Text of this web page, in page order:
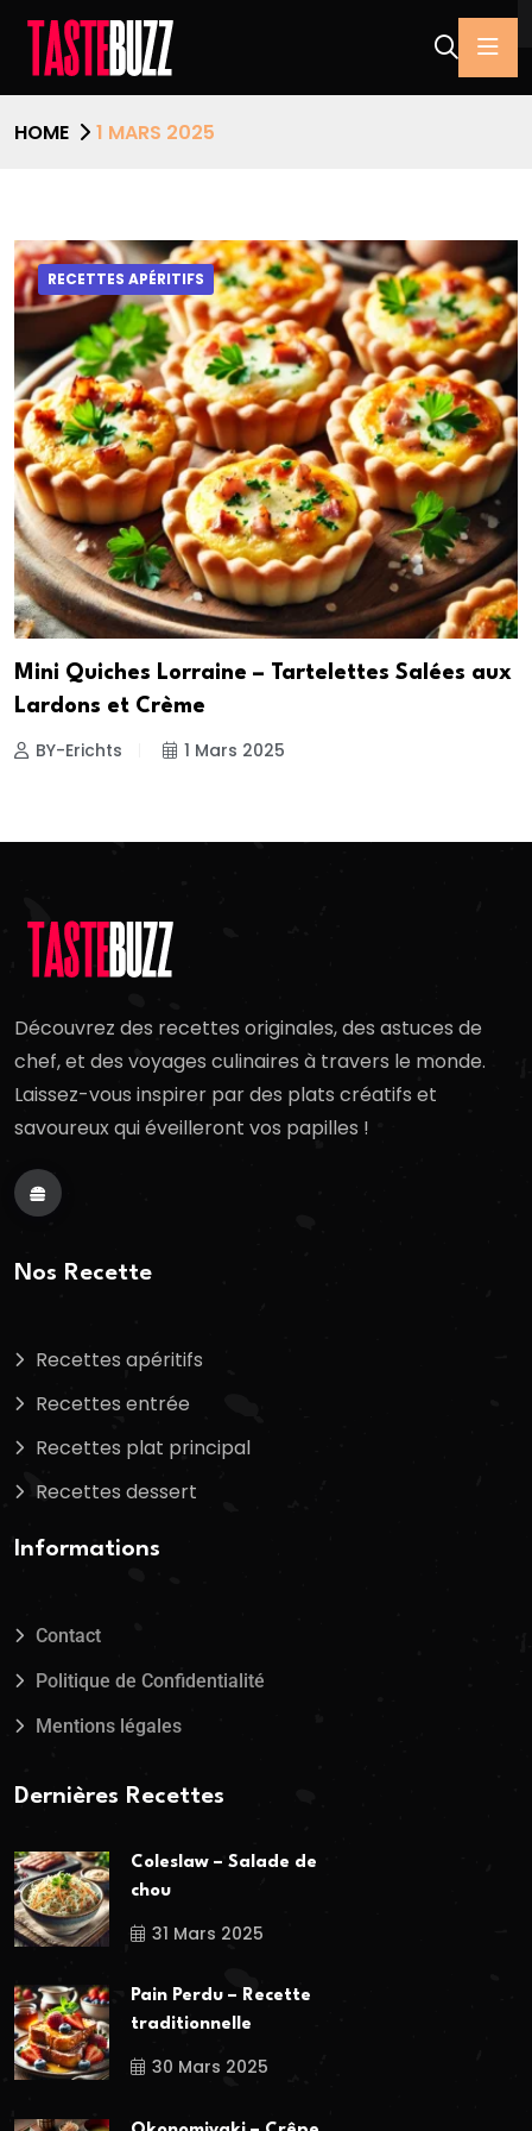
HOME 1 MARS 2025
RECETTES APÉRITIFS
Mini Quiches Lorraine – Tartelettes Salées aux
Lardons et Crème
BY-Erichts 1 Mars 2025
Découvrez des recettes originales, des astuces de
chef, et des voyages culinaires à travers le monde.
Laissez-vous inspirer par des plats créatifs et
savoureux qui éveilleront vos papilles !
Nos Recette
Recettes apéritifs
Recettes entrée
Recettes plat principal
Recettes dessert
Informations
Contact
Politique de Confidentialité
Mentions légales
Dernières Recettes
Coleslaw – Salade de
chou
31 Mars 2025
Pain Perdu – Recette
traditionnelle
30 Mars 2025